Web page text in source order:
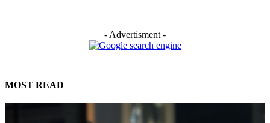
- Advertisment -
MOST READ
Penhaligon’s для истинных джентльменов: гид по лучшим мужским